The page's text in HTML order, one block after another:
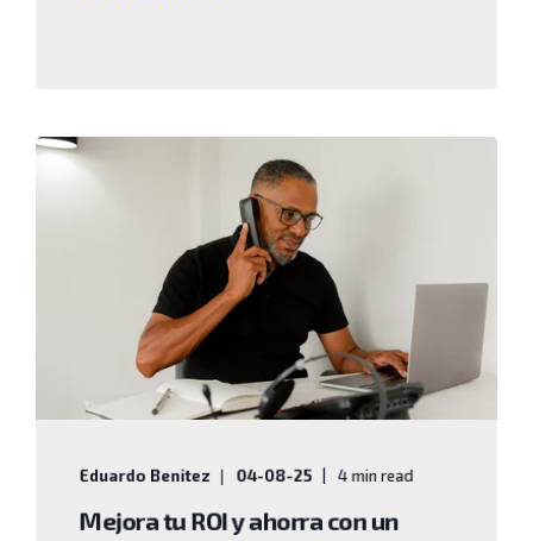
Eduardo Benitez 04-08-25 4 min read
Mejora tu ROI y ahorra con un